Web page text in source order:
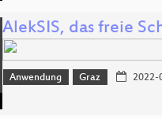
AlekSIS, das freie
Anwendung Graz 2022-